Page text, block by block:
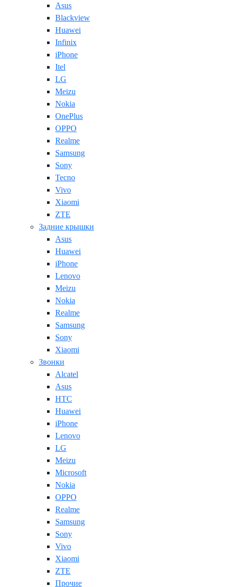
Asus
Blackview
Huawei
Infinix
iPhone
Itel
LG
Meizu
Nokia
OnePlus
OPPO
Realme
Samsung
Sony
Tecno
Vivo
Xiaomi
ZTE
Задние крышки
Asus
Huawei
iPhone
Lenovo
Meizu
Nokia
Realme
Samsung
Sony
Xiaomi
Звонки
Alcatel
Asus
HTC
Huawei
iPhone
Lenovo
LG
Meizu
Microsoft
Nokia
OPPO
Realme
Samsung
Sony
Vivo
Xiaomi
ZTE
Прочие